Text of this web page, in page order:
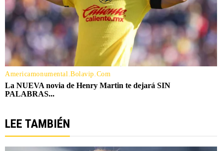
LEE TAMBIÉN